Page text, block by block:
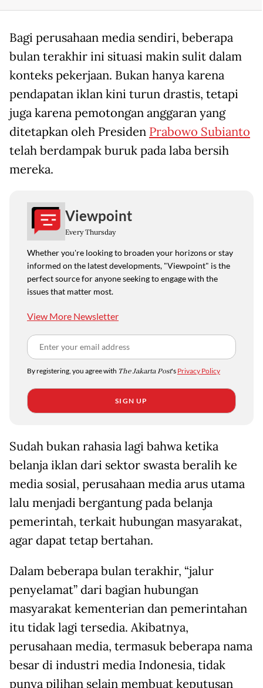
Bagi perusahaan media sendiri, beberapa
bulan terakhir ini situasi makin sulit dalam
konteks pekerjaan. Bukan hanya karena
pendapatan iklan kini turun drastis, tetapi
juga karena pemotongan anggaran yang
ditetapkan oleh Presiden Prabowo Subianto
telah berdampak buruk pada laba bersih
mereka.
Viewpoint
Every Thursday
Whether you're looking to broaden your horizons or stay
informed on the latest developments, "Viewpoint" is the
perfect source for anyone seeking to engage with the
issues that matter most.
View More Newsletter
By registering, you agree with The Jakarta Post's Privacy Policy
SIGN UP
Sudah bukan rahasia lagi bahwa ketika
belanja iklan dari sektor swasta beralih ke
media sosial, perusahaan media arus utama
lalu menjadi bergantung pada belanja
pemerintah, terkait hubungan masyarakat,
agar dapat tetap bertahan.
Dalam beberapa bulan terakhir, “jalur
penyelamat” dari bagian hubungan
masyarakat kementerian dan pemerintahan
itu tidak lagi tersedia. Akibatnya,
perusahaan media, termasuk beberapa nama
besar di industri media Indonesia, tidak
punya pilihan selain membuat keputusan